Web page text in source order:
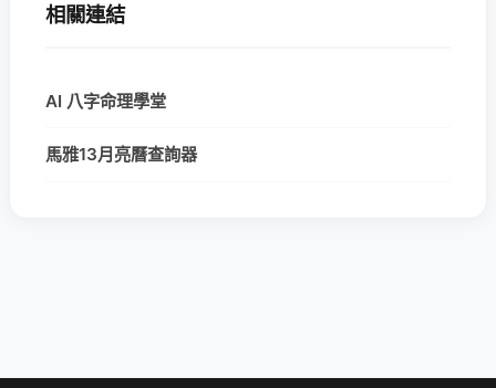
相關連結
AI 八字命理學堂
馬雅13月亮曆查詢器